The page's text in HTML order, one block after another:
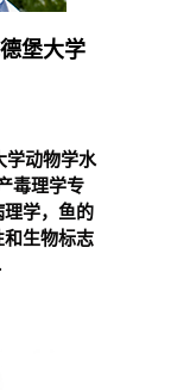
堡大学
动物学水
毒理学专
学，鱼的
生物标志